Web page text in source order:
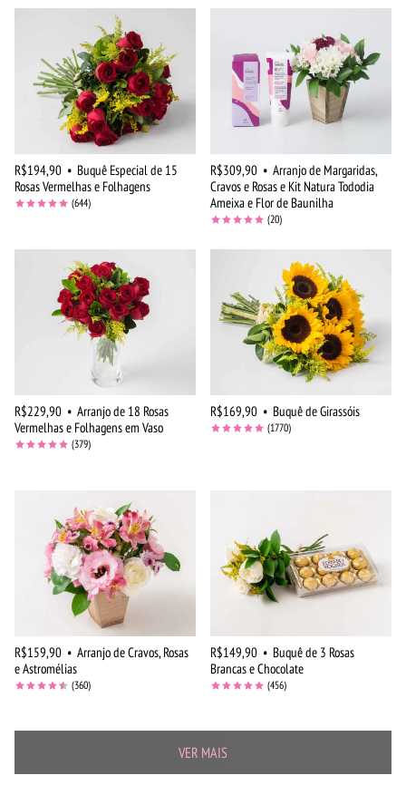
R$194,90 • Buquê Especial de 15
Rosas Vermelhas e Folhagens
(644)
R$309,90 • Arranjo de Margaridas,
Cravos e Rosas e Kit Natura Tododia
Ameixa e Flor de Baunilha
(20)
R$229,90 • Arranjo de 18 Rosas
Vermelhas e Folhagens em Vaso
(379)
R$169,90 • Buquê de Girassóis
(1770)
R$159,90 • Arranjo de Cravos, Rosas
e Astromélias
(360)
R$149,90 • Buquê de 3 Rosas
Brancas e Chocolate
(456)
VER MAIS